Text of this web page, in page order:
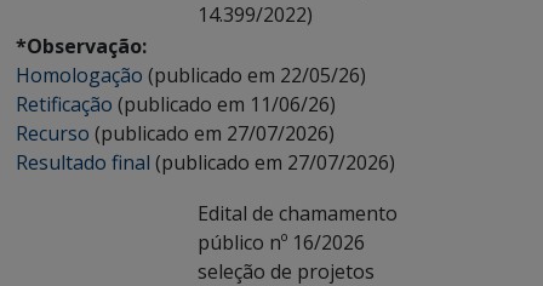
14.399/2022)
*Observação:
Homologação (publicado em 22/05/26)
Retificação (publicado em 11/06/26)
Recurso (publicado em 27/07/2026)
Resultado final (publicado em 27/07/2026)
Edital de chamamento
público nº 16/2026
seleção de projetos